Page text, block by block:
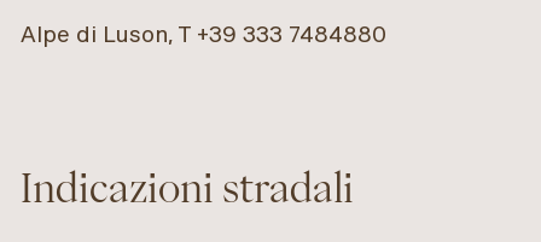
Alpe di Luson, T +39 333 7484880
Indicazioni stradali